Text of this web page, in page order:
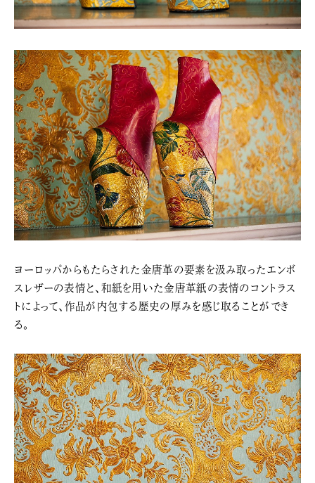
ヨーロッパからもたらされた金唐革の要素を汲み取ったエンボ
スレザーの表情と、和紙を用いた金唐革紙の表情のコントラス
トによって、作品が内包する歴史の厚みを感じ取ることができ
る。